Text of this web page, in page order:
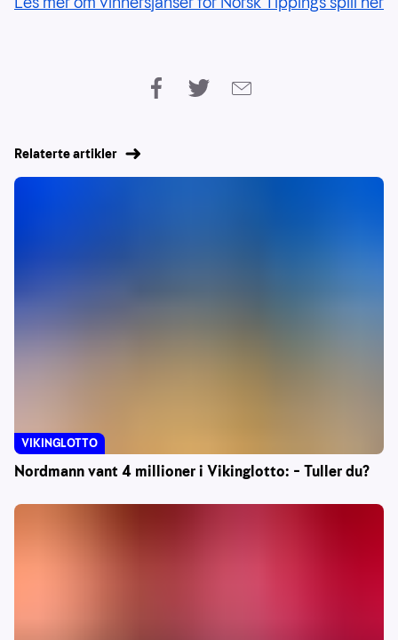
Relaterte artikler
Nordmann vant 4 millioner i Vikinglotto: – Tuller du?
VIKINGLOTTO